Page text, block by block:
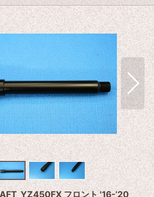
フロント '16-’20